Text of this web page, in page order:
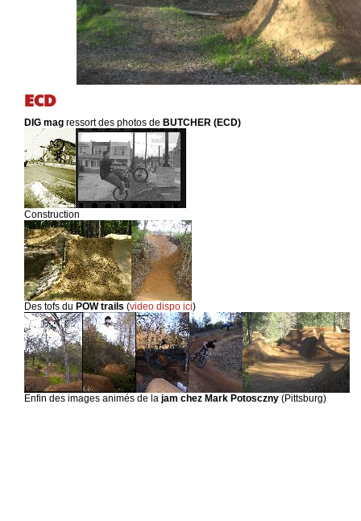
ECD
DIG mag ressort des photos de BUTCHER (ECD)
Construction
Des tofs du POW trails (video dispo ici)
Enfin des images animés de la jam chez Mark Potosczny (Pittsburg)